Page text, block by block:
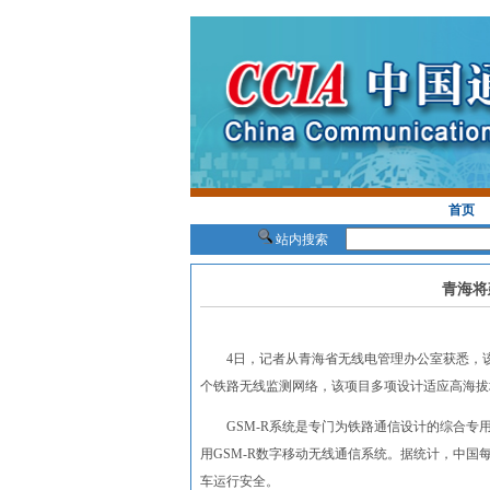
首页
站内搜索
青海
4日，记者从青海省无线电管理办公室获悉，
个铁路无线监测网络，该项目多项设计适应高海
GSM-R系统是专门为铁路通信设计的综合专用
用GSM-R数字移动无线通信系统。据统计，中国
车运行安全。